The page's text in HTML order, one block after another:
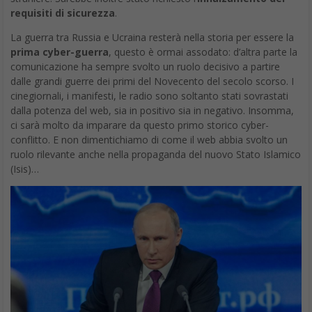
requisiti di sicurezza.
La guerra tra Russia e Ucraina resterà nella storia per essere la
prima cyber-guerra, questo è ormai assodato: d’altra parte la
comunicazione ha sempre svolto un ruolo decisivo a partire
dalle grandi guerre dei primi del Novecento del secolo scorso. I
cinegiornali, i manifesti, le radio sono soltanto stati sovrastati
dalla potenza del web, sia in positivo sia in negativo. Insomma,
ci sarà molto da imparare da questo primo storico cyber-
conflitto. E non dimentichiamo di come il web abbia svolto un
ruolo rilevante anche nella propaganda del nuovo Stato Islamico
(Isis)…